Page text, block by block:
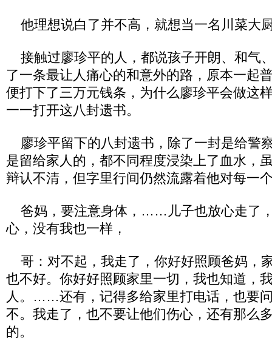
他理想说白了并不高，就想当一名川菜大
接触过廖珍平的人，都说孩子开朗、和气
了一条最让人痛心的和意外的路，原本一起
便打下了三万元钱条，为什么廖珍平会做这
一一打开这八封遗书。
廖珍平留下的八封遗书，除了一封是给警
是留给家人的，都不同程度浸染上了血水，
辩认不清，但字里行间仍然流露着他对每一
爸妈，要注意身体，……儿子也放心走了
心，没有我也一样，
哥：对不起，我走了，你好好照顾爸妈，
也不好。你好好照顾家里一切，我也知道，
人。……还有，记得多给家里打电话，也要
不。我走了，也不要让他们伤心，还有那么
的。